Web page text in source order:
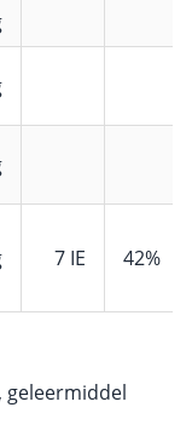
7 IE 42%
geleermiddel